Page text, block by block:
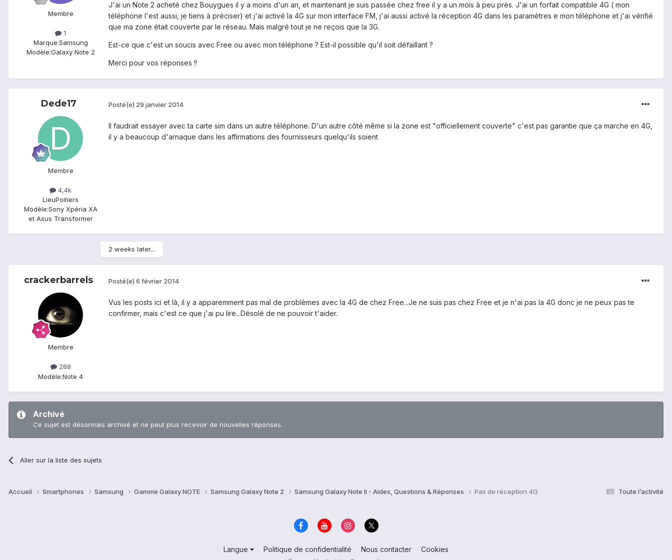
Membre
1
Marque:Samsung
Modèle:Galaxy Note 2
J'ai un Note 2 acheté chez Bouygues il y a moins d'un an, et maintenant je suis passée chez free il y a un mois à peu près. J'ai un forfait compatible 4G ( mon
téléphone l'est aussi, je tiens à préciser) et j'ai activé la 4G sur mon interface FM, j'ai aussi activé la réception 4G dans les paramètres e mon téléphone et j'ai vérifié
que ma zone était couverte par le réseau. Mais malgré tout je ne reçois que la 3G.
Est-ce que c'est un soucis avec Free ou avec mon téléphone ? Est-il possible qu'il soit défaillant ?
Merci pour vos réponses !!
Dede17
Membre
4,4k
LieuPoitiers
Modèle:Sony Xpéria XA
et Asus Transformer
Posté(e) 29 janvier 2014
Il faudrait essayer avec ta carte sim dans un autre téléphone. D'un autre côté même si la zone est "officiellement couverte" c'est pas garantie que ça marche en 4G,
il y a beaucoup d'arnaque dans les affirmations des fournisseurs quelqu'ils soient
2 weeks later...
crackerbarrels
Membre
288
Modèle:Note 4
Posté(e) 6 février 2014
Vus les posts ici et là, il y a apparemment pas mal de problèmes avec la 4G de chez Free...Je ne suis pas chez Free et je n'ai pas la 4G donc je ne peux pas te
confirmer, mais c'est ce que j'ai pu lire...Désolé de ne pouvoir t'aider.
Archivé
Ce sujet est désormais archivé et ne peut plus recevoir de nouvelles réponses.
Aller sur la liste des sujets
Toute l’activité
Accueil Smartphones Samsung Gamme Galaxy NOTE Samsung Galaxy Note 2 Samsung Galaxy Note II - Aides, Questions & Réponses Pas de réception 4G
Langue Politique de confidentialité Nous contacter Cookies